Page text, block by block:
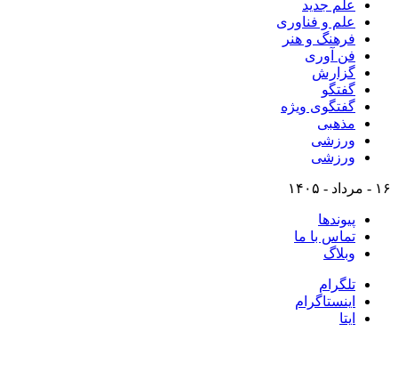
علم جدید
علم و فناوری
فرهنگ و هنر
فن آوری
گزارش
گفتگو
گفتگوی ویژه
مذهبی
ورزشی
ورزشی
۱۶ - مرداد - ۱۴۰۵
پیوندها
تماس با ما
وبلاگ
تلگرام
اینستاگرام
ایتا